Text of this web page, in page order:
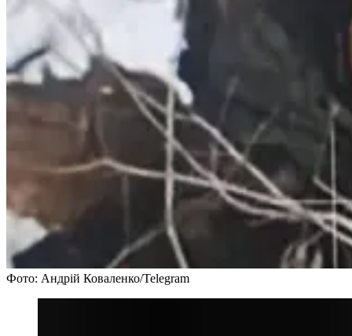
Фото: Андрій Коваленко/Telegram